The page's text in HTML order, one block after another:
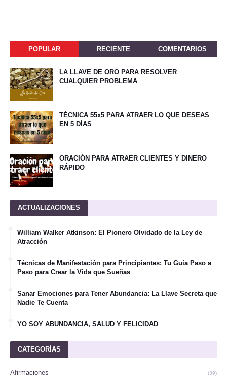
POPULAR RECIENTE COMENTARIOS
LA LLAVE DE ORO PARA RESOLVER
CUALQUIER PROBLEMA
TÉCNICA 55x5 PARA ATRAER LO QUE DESEAS
EN 5 DÍAS
ORACIÓN PARA ATRAER CLIENTES Y DINERO
RÁPIDO
ACTUALIZACIONES
William Walker Atkinson: El Pionero Olvidado de la Ley de
Atracción
Técnicas de Manifestación para Principiantes: Tu Guía Paso a
Paso para Crear la Vida que Sueñas
Sanar Emociones para Tener Abundancia: La Llave Secreta que
Nadie Te Cuenta
YO SOY ABUNDANCIA, SALUD Y FELICIDAD
CATEGORÍAS
Afirmaciones (39)